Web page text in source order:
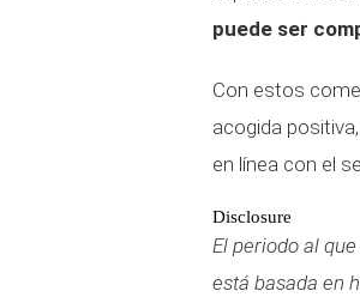
puede ser
Con estos
acogida
en línea con el
Disclosure
El periodo al
está basada en